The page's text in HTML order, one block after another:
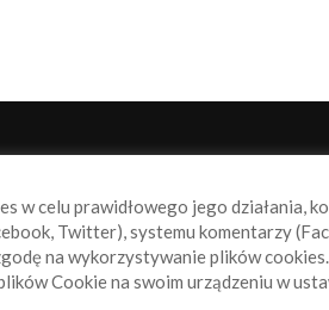
to miejsce dla wszystkich, którzy
ze świata żeglarstwa, świata
w celu prawidłowego jego działania,
Twitter), systemu komentarzy
na wykorzystywanie plików
Cookie na swoim urządzeniu w